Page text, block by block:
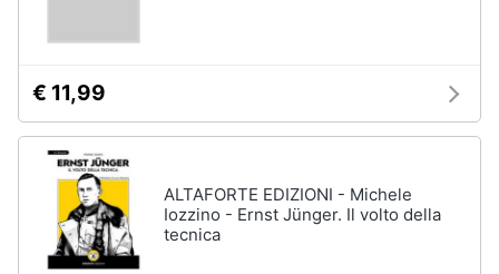
€ 11,99
ALTAFORTE EDIZIONI - Michele
Iozzino - Ernst Jünger. Il volto della
tecnica